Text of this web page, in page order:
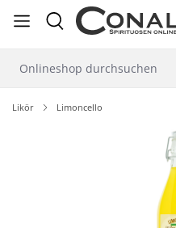
springen
Likör Limoncello